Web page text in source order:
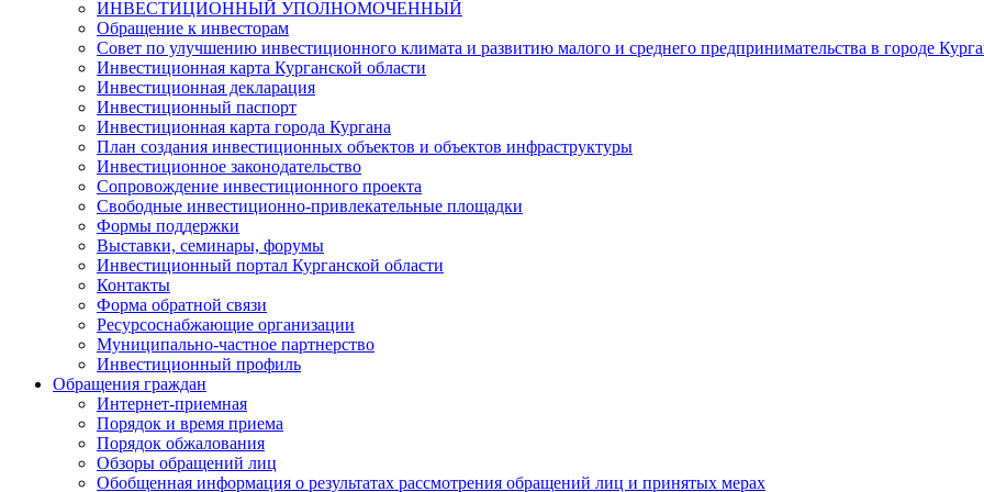
ИНВЕСТИЦИОННЫЙ УПОЛНОМОЧЕННЫЙ
Обращение к инвесторам
Совет по улучшению инвестиционного климата и развитию малого и среднего предпринимательства в городе
Инвестиционная карта Курганской области
Инвестиционная декларация
Инвестиционный паспорт
Инвестиционная карта города Кургана
План создания инвестиционных объектов и объектов инфраструктуры
Инвестиционное законодательство
Сопровождение инвестиционного проекта
Свободные инвестиционно-привлекательные площадки
Формы поддержки
Выставки, семинары, форумы
Инвестиционный портал Курганской области
Контакты
Форма обратной связи
Ресурсоснабжающие организации
Муниципально-частное партнерство
Инвестиционный профиль
Обращения граждан
Интернет-приемная
Порядок и время приема
Порядок обжалования
Обзоры обращений лиц
Обобщенная информация о результатах рассмотрения обращений лиц и принятых мерах